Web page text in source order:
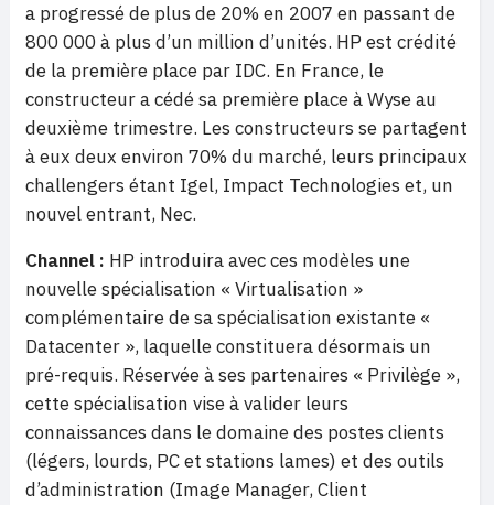
a progressé de plus de 20% en 2007 en passant de
800 000 à plus d’un million d’unités. HP est crédité
de la première place par IDC. En France, le
constructeur a cédé sa première place à Wyse au
deuxième trimestre. Les constructeurs se partagent
à eux deux environ 70% du marché, leurs principaux
challengers étant Igel, Impact Technologies et, un
nouvel entrant, Nec.
Channel : HP introduira avec ces modèles une
nouvelle spécialisation « Virtualisation »
complémentaire de sa spécialisation existante «
Datacenter », laquelle constituera désormais un
pré-requis. Réservée à ses partenaires « Privilège »,
cette spécialisation vise à valider leurs
connaissances dans le domaine des postes clients
(légers, lourds, PC et stations lames) et des outils
d’administration (Image Manager, Client